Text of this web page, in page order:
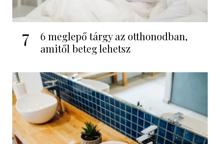
7
6 meglepő tárgy az otthonodban,
amitől beteg lehetsz